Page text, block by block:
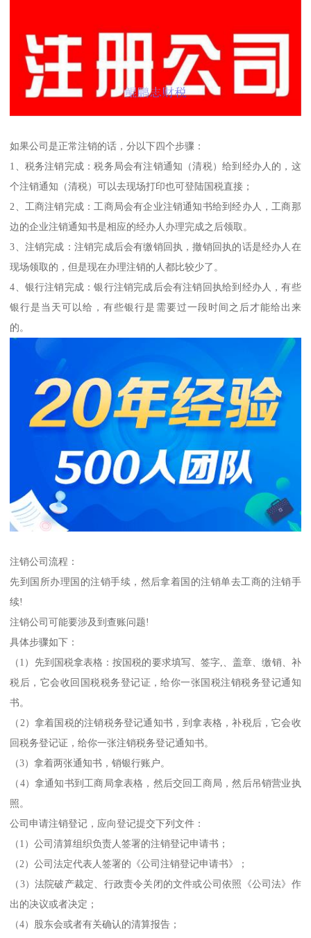
如果公司是正常注销的话，分以下四个步骤：
1、税务注销完成：税务局会有注销通知（清税）给到经办人的，这
个注销通知（清税）可以去现场打印也可登陆国税直接；
2、工商注销完成：工商局会有企业注销通知书给到经办人，工商那
边的企业注销通知书是相应的经办人办理完成之后领取。
3、注销完成：注销完成后会有缴销回执，撤销回执的话是经办人在
现场领取的，但是现在办理注销的人都比较少了。
4、银行注销完成：银行注销完成后会有注销回执给到经办人，有些
银行是当天可以给，有些银行是需要过一段时间之后才能给出来
的。
注销公司流程：
先到国所办理国的注销手续，然后拿着国的注销单去工商的注销手
续!
注销公司可能要涉及到查账问题!
具体步骤如下：
（1）先到国税拿表格：按国税的要求填写、签字,、盖章、缴销、补
税后，它会收回国税税务登记证，给你一张国税注销税务登记通知
书。
（2）拿着国税的注销税务登记通知书，到拿表格，补税后，它会收
回税务登记证，给你一张注销税务登记通知书。
（3）拿着两张通知书，销银行账户。
（4）拿通知书到工商局拿表格，然后交回工商局，然后吊销营业执
照。
公司申请注销登记，应向登记提交下列文件：
（1）公司清算组织负责人签署的注销登记申请书；
（2）公司法定代表人签署的《公司注销登记申请书》；
（3）法院破产裁定、行政责令关闭的文件或公司依照《公司法》作
出的决议或者决定；
（4）股东会或者有关确认的清算报告；